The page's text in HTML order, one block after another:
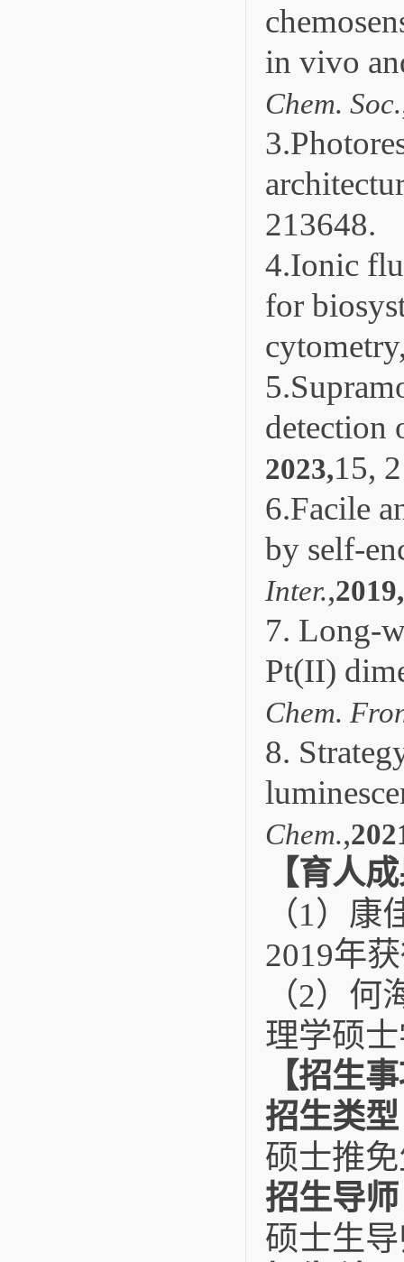
in vivo
Chem. Soc.
213648.
4.Ionic
for
detection
2023,15,
6.Facile
by self-
Inter.,2019,
7. Long-
Pt(II)
Chem.
8.
Chem.,
【育人
（1） 康
2019年
（2） 何
理学硕
【招生
招生类型
硕士推
招生导师
硕士生